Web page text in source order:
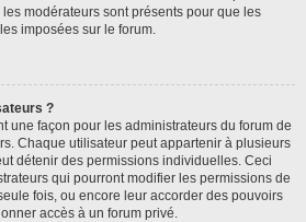
modérateurs sont présents pour que les
imposées sur le forum.
?
une façon pour les administrateurs du forum de
Chaque utilisateur peut appartenir à plusieurs
détenir des permissions individuelles. Ceci
qui pourront modifier les permissions de
fois, ou encore leur accorder des pouvoirs
accès à un forum privé.